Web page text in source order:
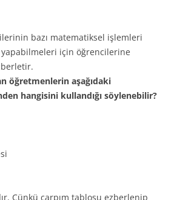
bazı matematiksel işlemleri
için öğrencilerine
öğretmenlerin aşağıdaki
hangisini kullandığı söylenebilir?
Çünkü çarpım tablosu ezberlenip